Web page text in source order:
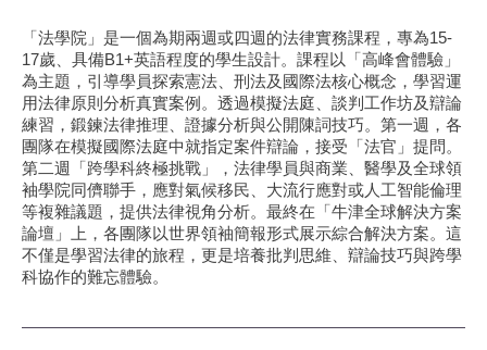
「法學院」是一個為期兩週或四週的法律實務課程，專為15-
17歲、具備B1+英語程度的學生設計。課程以「高峰會體驗」
為主題，引導學員探索憲法、刑法及國際法核心概念，學習運
用法律原則分析真實案例。透過模擬法庭、談判工作坊及辯論
練習，鍛鍊法律推理、證據分析與公開陳詞技巧。第一週，各
團隊在模擬國際法庭中就指定案件辯論，接受「法官」提問。
第二週「跨學科終極挑戰」，法律學員與商業、醫學及全球領
袖學院同儕聯手，應對氣候移民、大流行應對或人工智能倫理
等複雜議題，提供法律視角分析。最終在「牛津全球解決方案
論壇」上，各團隊以世界領袖簡報形式展示綜合解決方案。這
不僅是學習法律的旅程，更是培養批判思維、辯論技巧與跨學
科協作的難忘體驗。